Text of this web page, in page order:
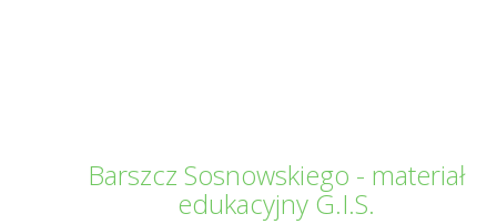
Barszcz Sosnowskiego - materiał
edukacyjny G.I.S.